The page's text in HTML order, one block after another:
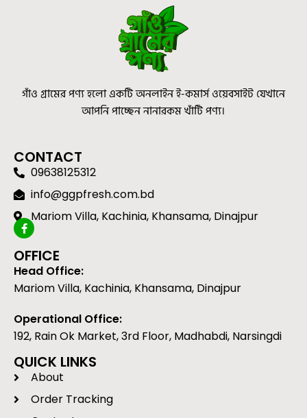
গাঁও গ্রামের পণ্য হলো একটি অনলাইন ই-কমার্স ওয়েবসাইট যেখানে
আপনি পাচ্ছেন নানারকম খাঁটি পণ্য।
CONTACT
09638125312
info@ggpfresh.com.bd
Mariom Villa, Kachinia, Khansama, Dinajpur
OFFICE
Head Office:
Mariom Villa, Kachinia, Khansama, Dinajpur
Operational Office:
192, Rain Ok Market, 3rd Floor, Madhabdi, Narsingdi
QUICK LINKS
About
Order Tracking